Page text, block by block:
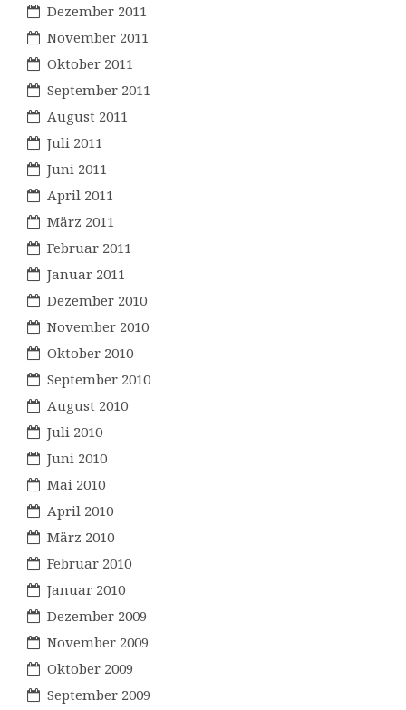
Dezember 2011
November 2011
Oktober 2011
September 2011
August 2011
Juli 2011
Juni 2011
April 2011
März 2011
Februar 2011
Januar 2011
Dezember 2010
November 2010
Oktober 2010
September 2010
August 2010
Juli 2010
Juni 2010
Mai 2010
April 2010
März 2010
Februar 2010
Januar 2010
Dezember 2009
November 2009
Oktober 2009
September 2009